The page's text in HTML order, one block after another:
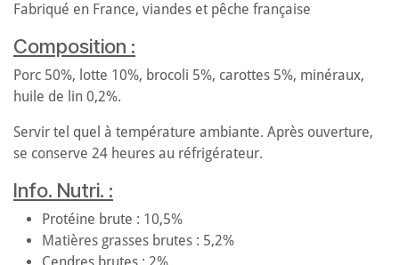
Fabriqué en France, viandes et pêche française
Composition :
Porc 50%, lotte 10%, brocoli 5%, carottes 5%, minéraux,
huile de lin 0,2%.
Servir tel quel à température ambiante. Après ouverture,
se conserve 24 heures au réfrigérateur.
Info. Nutri. :
Protéine brute : 10,5%
Matières grasses brutes : 5,2%